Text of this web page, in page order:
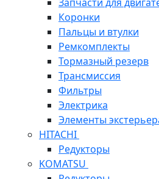
Коронки
Пальцы и втулки
Ремкомплекты
Тормазный резерв
Трансмиссия
Фильтры
Электрика
Элементы
HITACHI
Редукторы
KOMATSU